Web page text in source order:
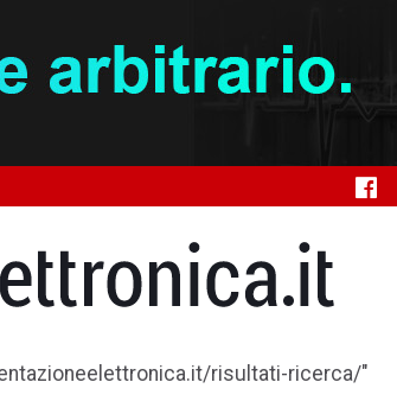
risultati-ricerca/"